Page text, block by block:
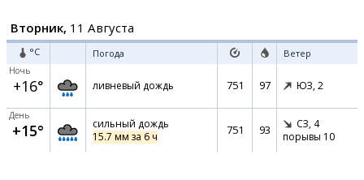
Вторник, 11 Августа
°C Погода Ветер
Ночь
+16° ливневый дождь 751 97 ЮЗ, 2
День
+15°
сильный дождь
15.7 мм за 6 ч
751 93 СЗ, 4
порывы 10